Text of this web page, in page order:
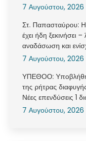
7 Αυγούστου, 2026
Στ. Παπασταύρου: Η
έχει ήδη
αναδάσωση και
7 Αυγούστου, 2026
ΥΠΕΘΟΟ:
της ρήτρας
Νέες επενδύσεις 1
7 Αυγούστου, 2026